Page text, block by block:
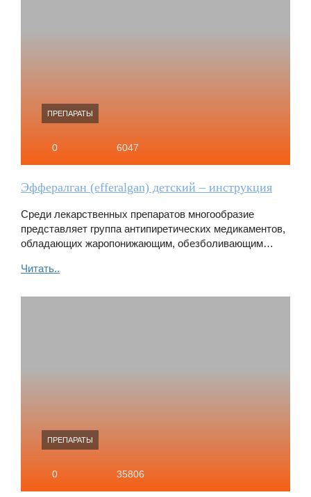
ПРЕПАРАТЫ
0 6047
Эффералган (efferalgan) детский – инструкция
Среди лекарственных препаратов многообразие
представляет группа антипиретических медикаментов,
обладающих жаропонижающим, обезболивающим…
Читать..
ПРЕПАРАТЫ
0 35806